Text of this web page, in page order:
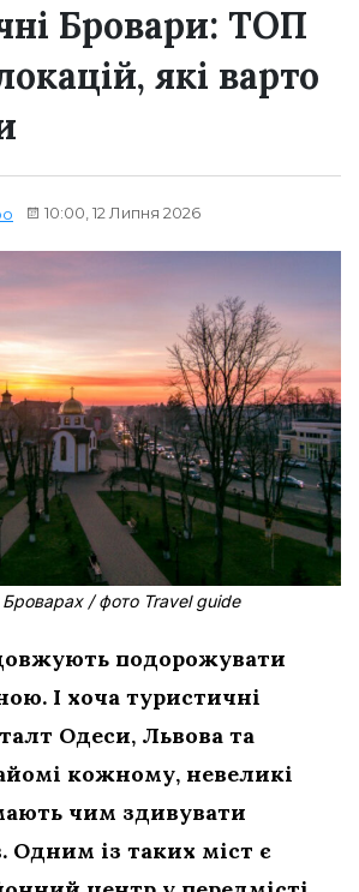
Бровари: ТОП
які варто
10:00, 12 Липня 2026
/ фото Travel guide
подорожувати
І хоча туристичні
Одеси, Львова та
кожному, невеликі
чим здивувати
Одним із таких міст є